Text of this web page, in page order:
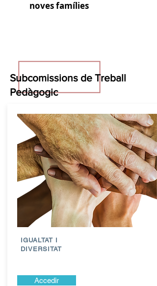
noves famílies
Subcomissions de Treball
Pedàgogic
IGUALTAT I
DIVERSITAT
Accedir